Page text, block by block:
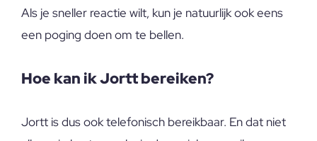
Als je sneller reactie wilt, kun je natuurlijk ook eens
een poging doen om te bellen.
Hoe kan ik Jortt bereiken?
Jortt is dus ook telefonisch bereikbaar. En dat niet